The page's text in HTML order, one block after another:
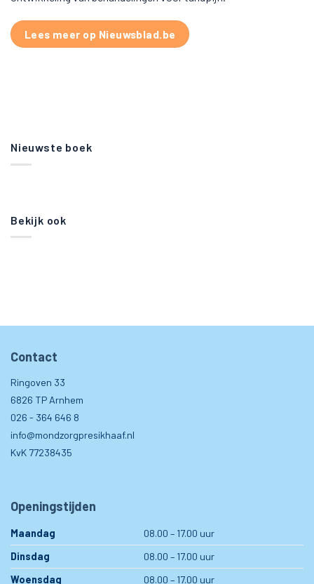
Lees meer op Nieuwsblad.be
Nieuwste boek
Bekijk ook
Contact
Ringoven 33
6826 TP Arnhem
026 - 364 646 8
info@mondzorgpresikhaaf.nl
KvK 77238435
Openingstijden
Maandag
08.00 – 17.00 uur
Dinsdag
08.00 – 17.00 uur
Woensdag
08.00 – 17.00 uur